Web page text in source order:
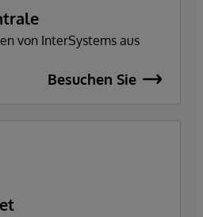
von InterSystems aus
Besuchen Sie